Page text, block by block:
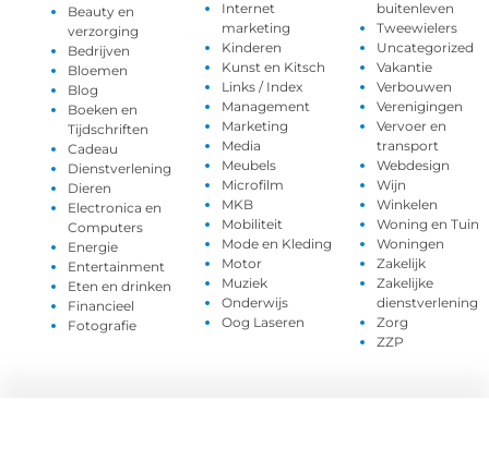
Beauty en
verzorging
Bedrijven
Bloemen
Blog
Boeken en
Tijdschriften
Cadeau
Dienstverlening
Dieren
Electronica en
Computers
Energie
Entertainment
Eten en drinken
Financieel
Fotografie
Internet
marketing
Kinderen
Kunst en Kitsch
Links / Index
Management
Marketing
Media
Meubels
Microfilm
MKB
Mobiliteit
Mode en Kleding
Motor
Muziek
Onderwijs
Oog Laseren
buitenleven
Tweewielers
Uncategorized
Vakantie
Verbouwen
Verenigingen
Vervoer en
transport
Webdesign
Wijn
Winkelen
Woning en Tuin
Woningen
Zakelijk
Zakelijke
dienstverlening
Zorg
ZZP